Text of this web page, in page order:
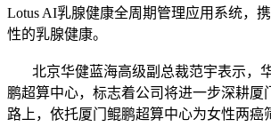
Lotus AI乳腺健康全周期管理应用系统，
性的乳腺健康。
北京华健蓝海高级副总裁范宇表示，
鹏超算中心，标志着公司将进一步深耕厦
路上，依托厦门鲲鹏超算中心为女性两癌